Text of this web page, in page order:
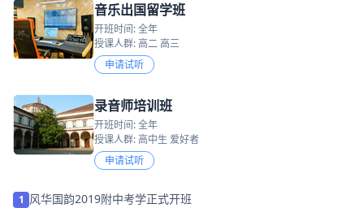
音乐出国留学班
开班时间: 全年
授课人群: 高二 高三
申请试听
录音师培训班
开班时间: 全年
授课人群: 高中生 爱好者
申请试听
1 风华国韵2019附中考学正式开班